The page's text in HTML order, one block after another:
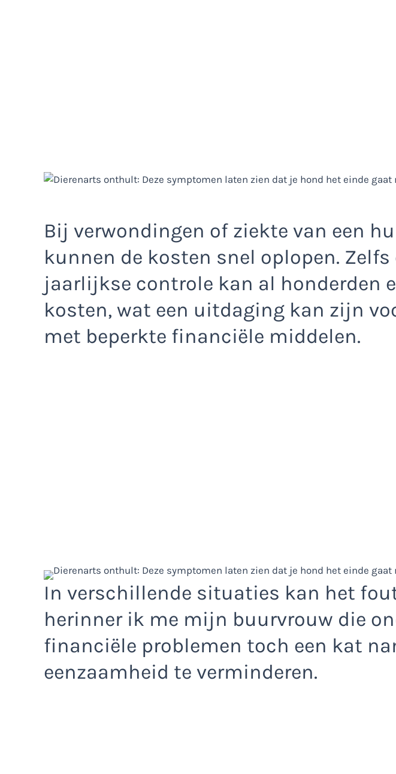
Bij verwondingen of ziekte van een
kunnen de kosten snel oplopen. Zelfs
jaarlijkse controle kan al honderden
kosten, wat een uitdaging kan zijn
met beperkte financiële middelen.
In verschillende situaties kan het
herinner ik me mijn buurvrouw die
financiële problemen toch een kat
eenzaamheid te verminderen.